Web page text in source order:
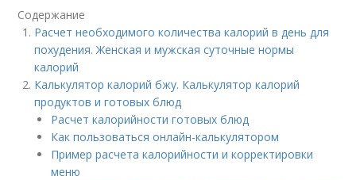
Содержание
Расчет необходимого количества калорий в день для
похудения. Женская и мужская суточные нормы
калорий
Калькулятор калорий бжу. Калькулятор калорий
продуктов и готовых блюд
Расчет калорийности готовых блюд
Как пользоваться онлайн-калькулятором
Пример расчета калорийности и корректировки
меню